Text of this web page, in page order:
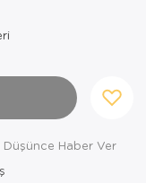
Düşünce Haber Ver